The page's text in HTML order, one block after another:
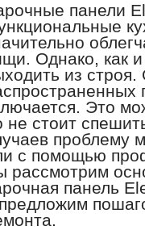
панели
Однако, как
из
Это
не стоит
проблему
с помощью
рассмотрим
панель